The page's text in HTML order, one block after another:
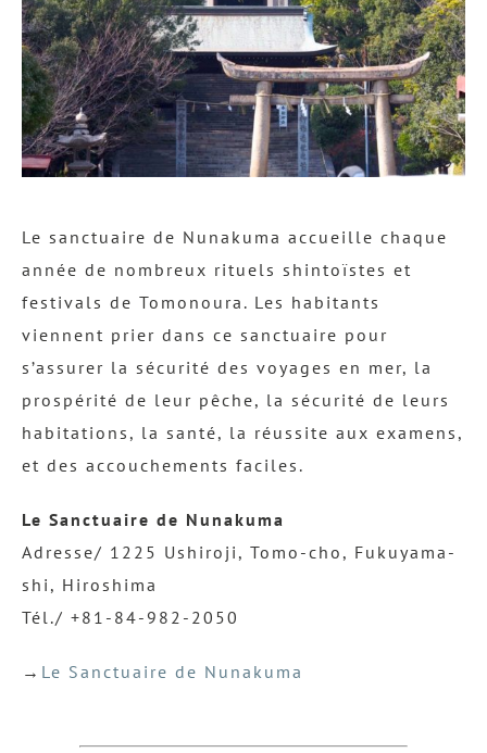
Le sanctuaire de Nunakuma accueille chaque
année de nombreux rituels shintoïstes et
festivals de Tomonoura. Les habitants
viennent prier dans ce sanctuaire pour
s’assurer la sécurité des voyages en mer, la
prospérité de leur pêche, la sécurité de leurs
habitations, la santé, la réussite aux examens,
et des accouchements faciles.
Le Sanctuaire de Nunakuma
Adresse/ 1225 Ushiroji, Tomo-cho, Fukuyama-
shi, Hiroshima
Tél./ +81-84-982-2050
→ Le Sanctuaire de Nunakuma